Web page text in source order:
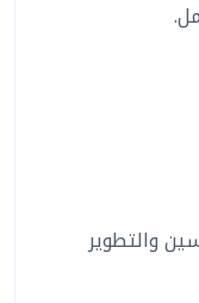
والتطوير